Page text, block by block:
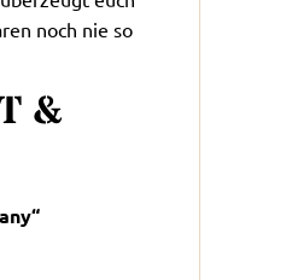
noch nie so
&